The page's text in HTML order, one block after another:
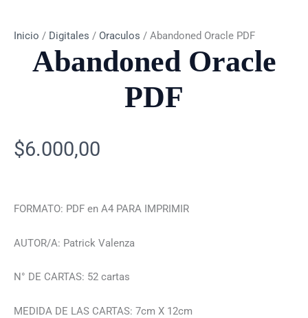
Inicio / Digitales / Oraculos / Abandoned Oracle PDF
Abandoned Oracle
PDF
$6.000,00
FORMATO: PDF en A4 PARA IMPRIMIR
AUTOR/A: Patrick Valenza
N° DE CARTAS: 52 cartas
MEDIDA DE LAS CARTAS: 7cm X 12cm